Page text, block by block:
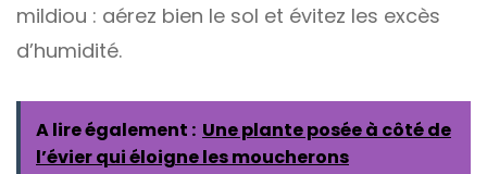
mildiou : aérez bien le sol et évitez les excès
d’humidité.
A lire également : Une plante posée à côté de
l’évier qui éloigne les moucherons